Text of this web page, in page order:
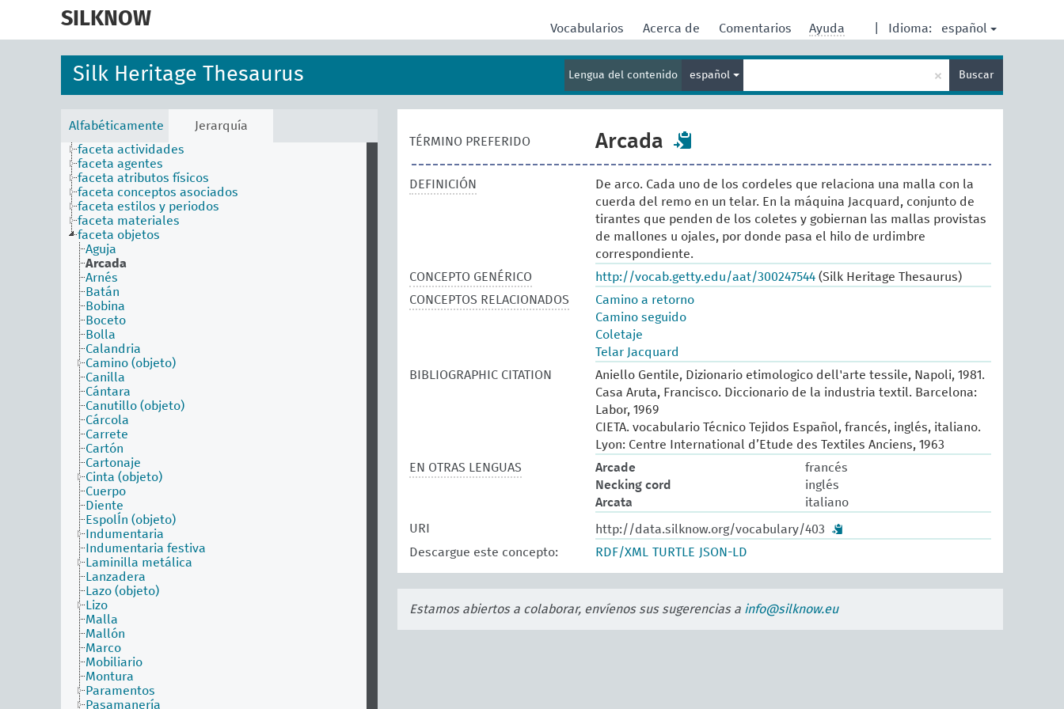
SILKNOW Idioma: español
Vocabularios Acerca de Comentarios Ayuda
Silk Heritage Thesaurus Lengua del contenido español
term
× Buscar
Alfabéticamente
Jerarquía
faceta actividades
faceta agentes
faceta atributos físicos
faceta conceptos asociados
faceta estilos y periodos
faceta materiales
faceta objetos
Aguja
Arcada
Arnés
Batán
Bobina
Boceto
Bolla
Calandria
Camino (objeto)
Canilla
Cántara
Canutillo (objeto)
Cárcola
Carrete
Cartón
Cartonaje
Cinta (objeto)
Cuerpo
Diente
EspolÍn (objeto)
Indumentaria
Indumentaria festiva
Laminilla metálica
Lanzadera
Lazo (objeto)
Lizo
Malla
Mallón
Marco
Mobiliario
Montura
Paramentos
Pasamanería
TÉRMINO PREFERIDO Arcada
DEFINICIÓN
De arco. Cada uno de los cordeles que relaciona una malla con la
cuerda del remo en un telar. En la máquina Jacquard, conjunto de
tirantes que penden de los coletes y gobiernan las mallas provistas
de mallones u ojales, por donde pasa el hilo de urdimbre
correspondiente.
CONCEPTO GENÉRICO
http://vocab.getty.edu/aat/300247544 (Silk Heritage Thesaurus)
CONCEPTOS RELACIONADOS
Camino a retorno
Camino seguido
Coletaje
Telar Jacquard
BIBLIOGRAPHIC CITATION
Aniello Gentile, Dizionario etimologico dell'arte tessile, Napoli, 1981.
Casa Aruta, Francisco. Diccionario de la industria textil. Barcelona:
Labor, 1969
CIETA. vocabulario Técnico Tejidos Español, francés, inglés, italiano.
Lyon: Centre International d’Etude des Textiles Anciens, 1963
EN OTRAS LENGUAS
Arcade
francés
Necking cord
inglés
Arcata
italiano
URI
http://data.silknow.org/vocabulary/403
Descargue este concepto:
RDF/XML TURTLE JSON-LD
Estamos abiertos a colaborar, envíenos sus sugerencias a info@silknow.eu